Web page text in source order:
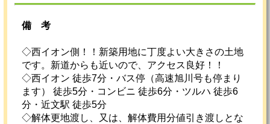
備考
◇西イオン側！！新築用地に丁度よい大きさの土地
です。新道からも近いので、アクセス良好！！
◇西イオン 徒歩7分・バス停（高速旭川号も停まり
ます） 徒歩5分・コンビニ 徒歩6分・ツルハ 徒歩6
分・近文駅 徒歩5分
◇解体更地渡し、又は、解体費用分値引き渡しとな